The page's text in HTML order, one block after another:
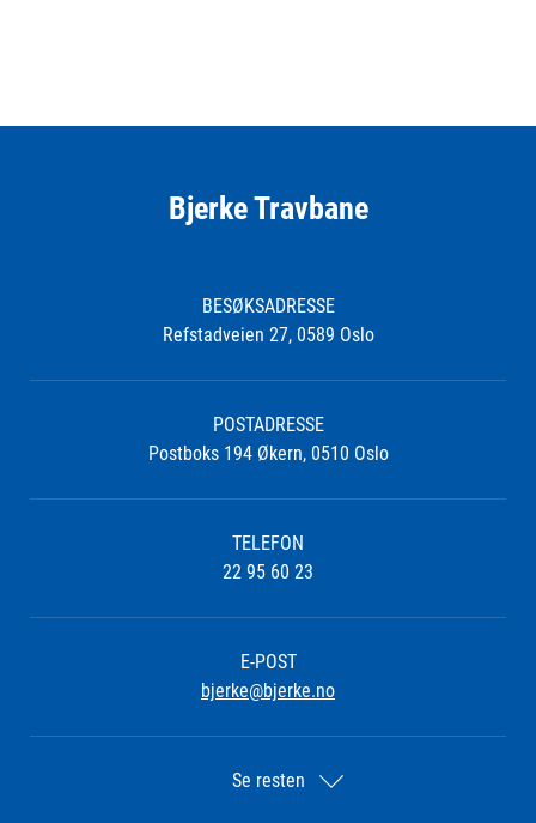
Bjerke Travbane
BESØKSADRESSE
Refstadveien 27, 0589 Oslo
POSTADRESSE
Postboks 194 Økern, 0510 Oslo
TELEFON
22 95 60 23
E-POST
bjerke@bjerke.no
Se resten